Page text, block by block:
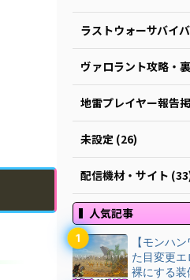
ラストウォーサバイ
ヴァロラント攻略・
地雷プレイヤー報告
未設定 (26)
配信機材・サイト
人気記事
【モンハ
た目変更
裸にする